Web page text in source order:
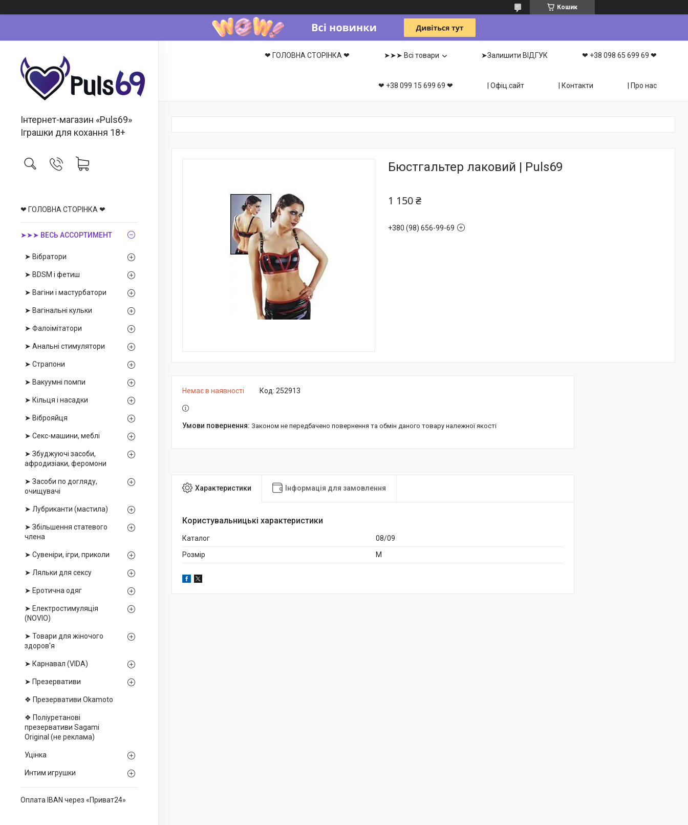
Кошик
Інтернет-магазин «Puls69»
Іграшки для кохання 18+
❤ ГОЛОВНА СТОРІНКА ❤
➤➤➤ ВЕСЬ АССОРТИМЕНТ
➤ Вібратори
➤ BDSM і фетиш
➤ Вагіни і мастурбатори
➤ Вагінальні кульки
➤ Фалоімітатори
➤ Анальні стимулятори
➤ Страпони
➤ Вакуумні помпи
➤ Кільця і насадки
➤ Віброяйця
➤ Секс-машини, меблі
➤ Збуджуючі засоби,
афродизіаки, феромони
➤ Засоби по догляду,
очищувачі
➤ Лубриканти (мастила)
➤ Збільшення статевого
члена
➤ Сувеніри, ігри, приколи
➤ Ляльки для сексу
➤ Еротична одяг
➤ Електростимуляція
(NOVIO)
➤ Товари для жіночого
здоров'я
➤ Карнавал (VIDA)
➤ Презервативи
❖ Презервативи Okamoto
❖ Поліуретанові
презервативи Sagami
Оriginal (не реклама)
Уцінка
Интим игрушки
Оплата IBAN через «Приват24»
❤ ГОЛОВНА СТОРІНКА ❤ ➤➤➤ Всі товари ➤Залишити ВІДГУК ❤ +38 098 65 699 69 ❤
❤ +38 099 15 699 69 ❤ | Офіц.сайт | Контакти | Про нас
Бюстгальтер лаковий | Puls69
1 150 ₴
+380 (98) 656-99-69
Немає в наявності Код: 252913
Законом не передбачено повернення та обмін даного товару належної якості
Характеристики Інформація для замовлення
Користувальницькі характеристики
Каталог
08/09
Розмір
M